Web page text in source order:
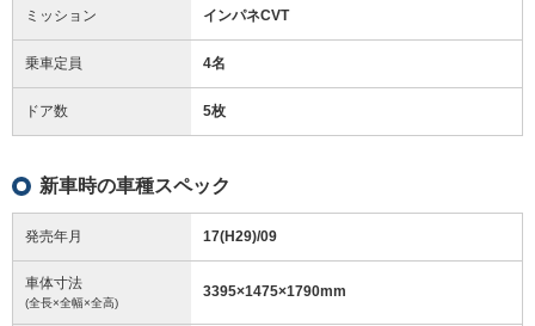
ミッション インパネCVT
乗車定員 4名
ドア数 5枚
新車時の車種スペック
発売年月 17(H29)/09
車体寸法
(全長×全幅×全高)
3395×1475×1790mm